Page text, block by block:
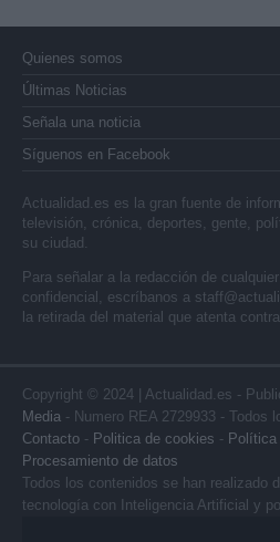
Quienes somos
Últimas Noticias
Señala una noticia
Síguenos en Facebook
Actualidad.es es la gran fuente de
televisión, crónica, deportes, gente,
su ciudad.
Para señalar a la redacción de
confidencial, escríbanos a
la retirada del material que atenta
Copyright © 2024 | Actualidad.es -
Media - Numero REA 2729933 - Todos
Contacto - Politica de cookies - Política
Procesamiento de datos
Todos los contenidos se han realizado
tecnología con Inteligencia Artificial y